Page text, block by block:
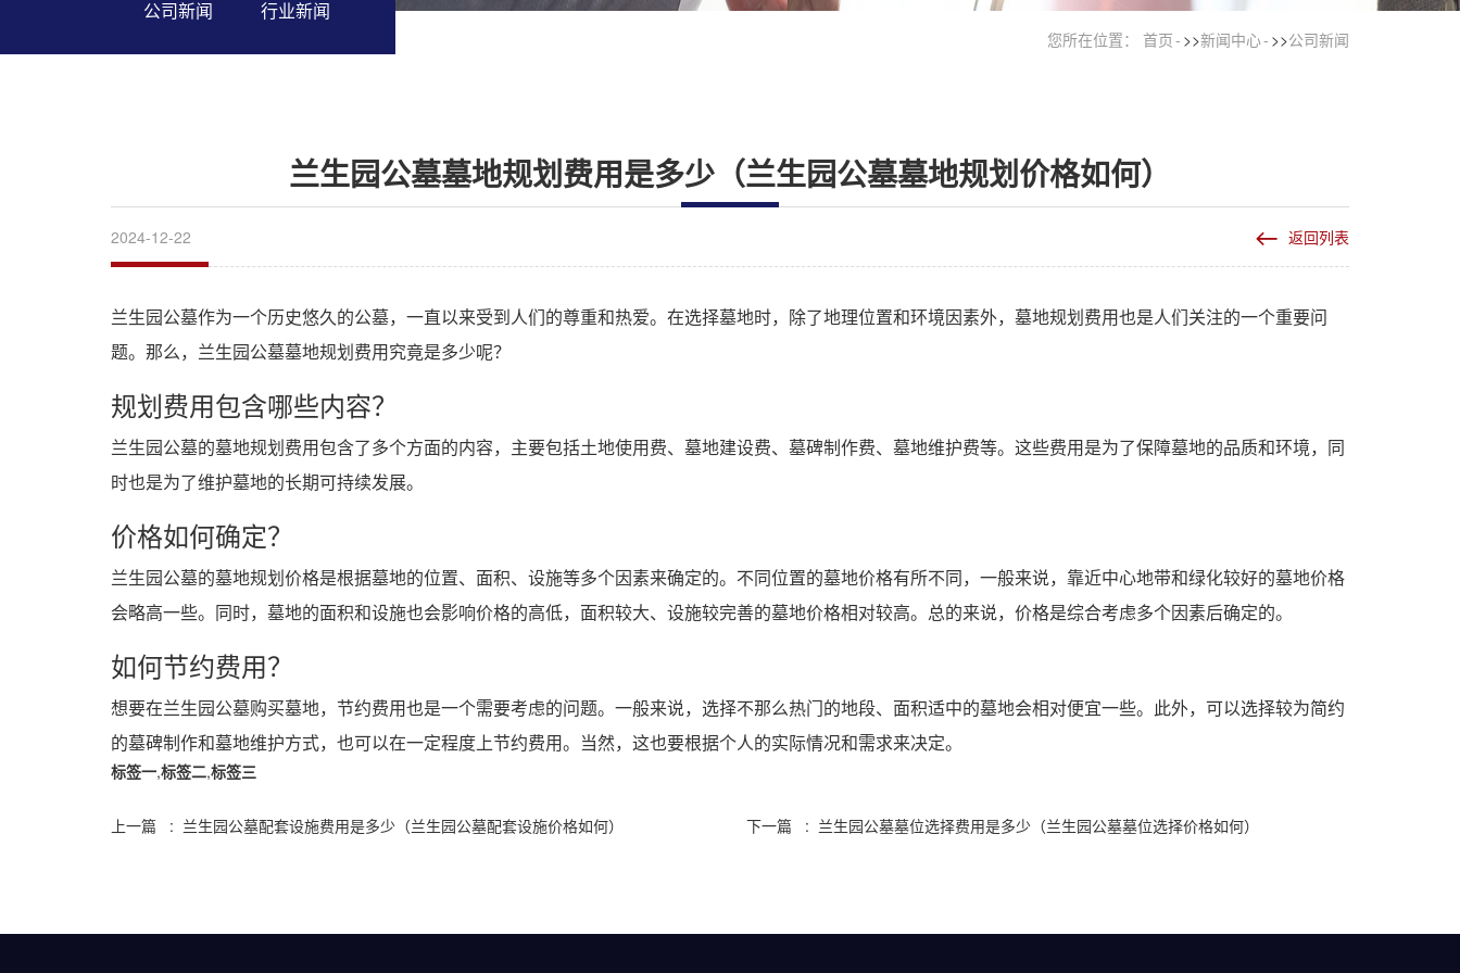
公司新闻 行业新闻
您所在位置： 首页 >>新闻中心 >>公司新闻
兰生园公墓墓地规划费用是多少（兰生园公墓墓地规划价格如何）
2024-12-22 返回列表
兰生园公墓作为一个历史悠久的公墓，一直以来受到人们的尊重和热爱。在选择墓地时，除了地理位置和环境因素外，墓地规划费用也是人们关注的一个重要问
题。那么，兰生园公墓墓地规划费用究竟是多少呢？
规划费用包含哪些内容？
兰生园公墓的墓地规划费用包含了多个方面的内容，主要包括土地使用费、墓地建设费、墓碑制作费、墓地维护费等。这些费用是为了保障墓地的品质和环境，同
时也是为了维护墓地的长期可持续发展。
价格如何确定？
兰生园公墓的墓地规划价格是根据墓地的位置、面积、设施等多个因素来确定的。不同位置的墓地价格有所不同，一般来说，靠近中心地带和绿化较好的墓地价格
会略高一些。同时，墓地的面积和设施也会影响价格的高低，面积较大、设施较完善的墓地价格相对较高。总的来说，价格是综合考虑多个因素后确定的。
如何节约费用？
想要在兰生园公墓购买墓地，节约费用也是一个需要考虑的问题。一般来说，选择不那么热门的地段、面积适中的墓地会相对便宜一些。此外，可以选择较为简约
的墓碑制作和墓地维护方式，也可以在一定程度上节约费用。当然，这也要根据个人的实际情况和需求来决定。
标签一,标签二,标签三
上一篇 : 兰生园公墓配套设施费用是多少（兰生园公墓配套设施价格如何） 下一篇 : 兰生园公墓墓位选择费用是多少（兰生园公墓墓位选择价格如何）